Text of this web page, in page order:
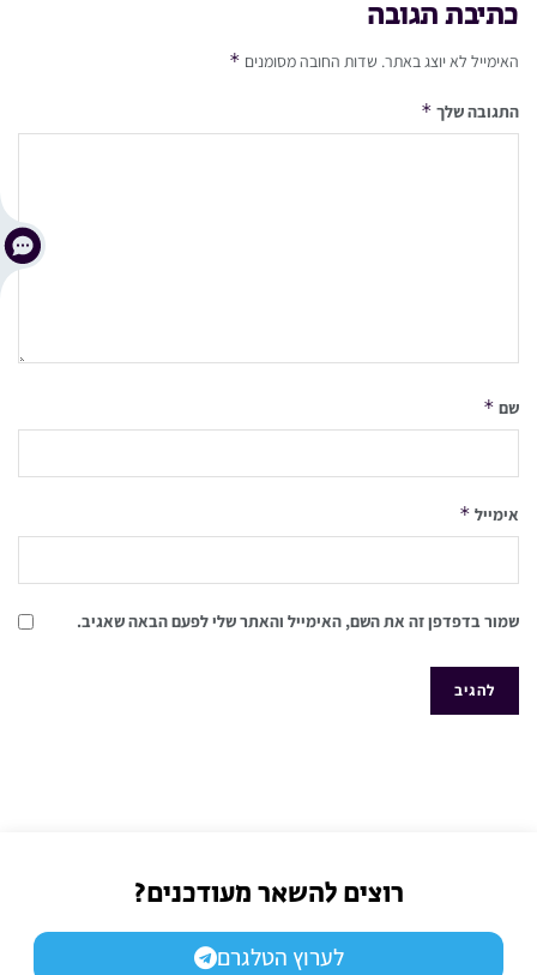
כתיבת תגובה
האימייל לא יוצג באתר. שדות החובה מסומנים *
התגובה שלך *
שם *
אימייל *
שמור בדפדפן זה את השם, האימייל והאתר שלי לפעם הבאה שאגיב.
רוצים להשאר מעודכנים?
לערוץ הטלגרם